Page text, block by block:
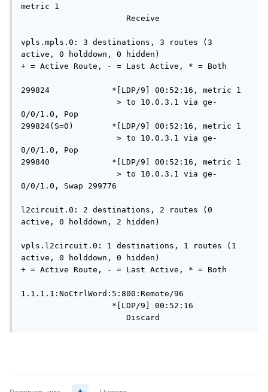
metric 1
vpls.mpls.0: 3 destinations, 3 routes (3
active, 0 holddown, 0 hidden)
+ = Active Route, - = Last Active, * = Both
299824             *[LDP/9] 00:52:16, metric 1
0/0/1.0, Pop
299824(S=0)        *[LDP/9] 00:52:16, metric 1
0/0/1.0, Pop
299840             *[LDP/9] 00:52:16, metric 1
0/0/1.0, Swap 299776
l2circuit.0: 2 destinations, 2 routes (0
active, 0 holddown, 2 hidden)
vpls.l2circuit.0: 1 destinations, 1 routes (1
active, 0 holddown, 0 hidden)
+ = Active Route, - = Last Active, * = Both
1.1.1.1:NoCtrlWord:5:800:Remote/96
                      Discard